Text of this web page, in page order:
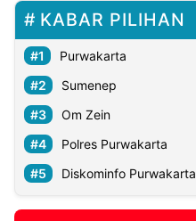
KABAR PILIHAN
Purwakarta
Sumenep
Om Zein
Polres Purwakarta
Diskominfo Purwakarta